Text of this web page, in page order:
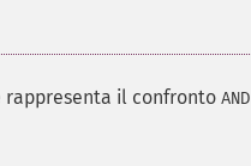
rappresenta il confronto AND